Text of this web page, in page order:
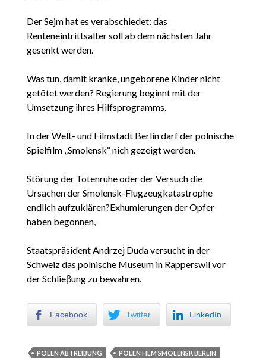
Der Sejm hat es verabschiedet: das
Renteneintrittsalter soll ab dem nächsten Jahr
gesenkt werden.
Was tun, damit kranke, ungeborene Kinder nicht
getötet werden? Regierung beginnt mit der
Umsetzung ihres Hilfsprogramms.
In der Welt- und Filmstadt Berlin darf der polnische
Spielfilm „Smolensk“ nich gezeigt werden.
Störung der Totenruhe oder der Versuch die
Ursachen der Smolensk-Flugzeugkatastrophe
endlich aufzuklären?Exhumierungen der Opfer
haben begonnen,
Staatspräsident Andrzej Duda versucht in der
Schweiz das polnische Museum in Rapperswil vor
der Schlieβung zu bewahren.
Facebook Twitter LinkedIn
POLEN ABTREIBUNG POLEN FILM SMOLENSK BERLIN